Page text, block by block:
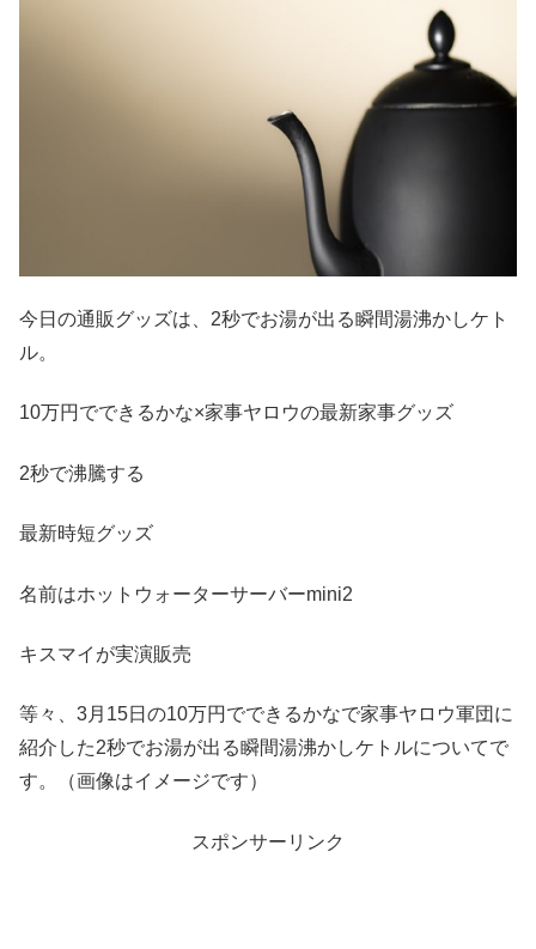
今日の通販グッズは、2秒でお湯が出る瞬間湯沸かしケト
ル。
10万円でできるかな×家事ヤロウの最新家事グッズ
2秒で沸騰する
最新時短グッズ
名前はホットウォーターサーバーmini2
キスマイが実演販売
等々、3月15日の10万円でできるかなで家事ヤロウ軍団に
紹介した2秒でお湯が出る瞬間湯沸かしケトルについてで
す。（画像はイメージです）
スポンサーリンク